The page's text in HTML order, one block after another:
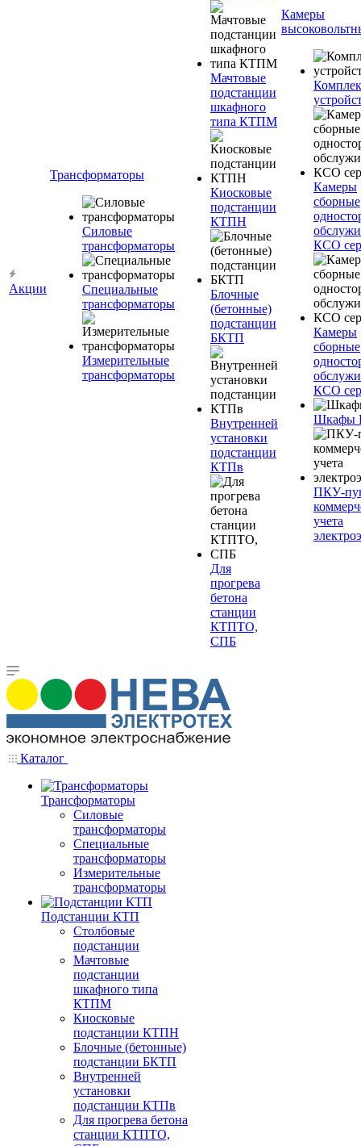
Акции
Трансформаторы
Силовые
трансформаторы
Специальные
трансформаторы
Измерительные
трансформаторы
Мачтовые
подстанции
шкафного
типа КТПМ
Киосковые
подстанции
КТПН
Блочные
(бетонные)
подстанции
БКТП
Внутренней
установки
подстанции
КТПв
Для
прогрева
бетона
станции
КТПТО,
СПБ
Камеры
Камеры
сборные
КСО
Камеры
сборные
КСО
Шкафы
ПКУ-
учета
Каталог
Трансформаторы
Силовые
трансформаторы
Специальные
трансформаторы
Измерительные
трансформаторы
Подстанции КТП
Столбовые
подстанции
Мачтовые
подстанции
шкафного типа
КТПМ
Киосковые
подстанции КТПН
Блочные (бетонные)
подстанции БКТП
Внутренней
установки
подстанции КТПв
Для прогрева бетона
станции КТПТО,